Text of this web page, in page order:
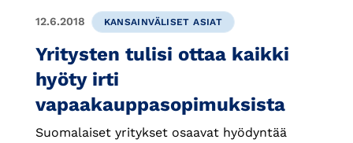
12.6.2018 KANSAINVÄLISET ASIAT
Yritysten tulisi ottaa kaikki
hyöty irti
vapaakauppasopimuksista
Suomalaiset yritykset osaavat hyödyntää